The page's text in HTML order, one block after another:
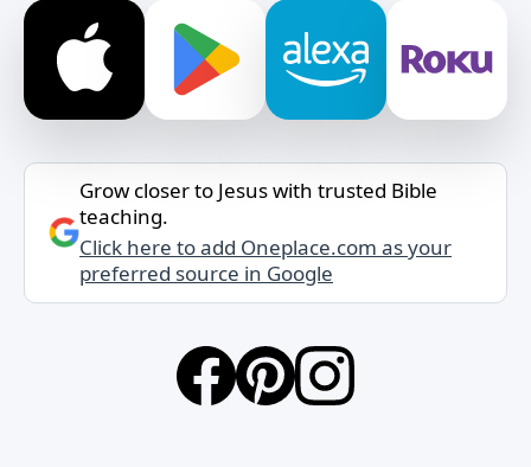
Grow closer to Jesus with trusted Bible
teaching.
Click here to add Oneplace.com as your
preferred source in Google